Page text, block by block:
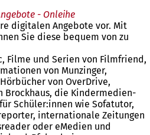
- Onleihe
digitalen Angebote vor. Mit
Sie diese bequem von zu
Filme und Serien von Filmfriend,
von Munzinger,
von OverDrive,
Brockhaus, die Kindermedien-
Schüler:innen wie Sofatutor,
internationale Zeitungen
oder eMedien und